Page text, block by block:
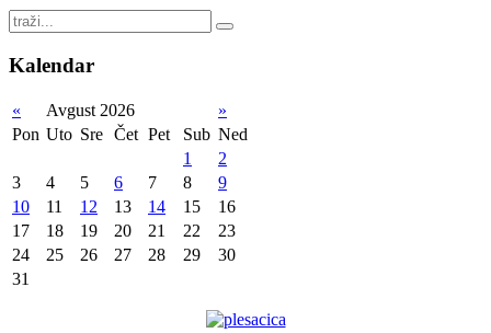
Kalendar
« Avgust 2026
»
Pon Uto Sre Čet Pet Sub Ned
1
2
3
4 5 6 7 8
9
10
11 12 13 14 15
16
17
18 19 20 21 22
23
24
25 26 27 28 29
30
31